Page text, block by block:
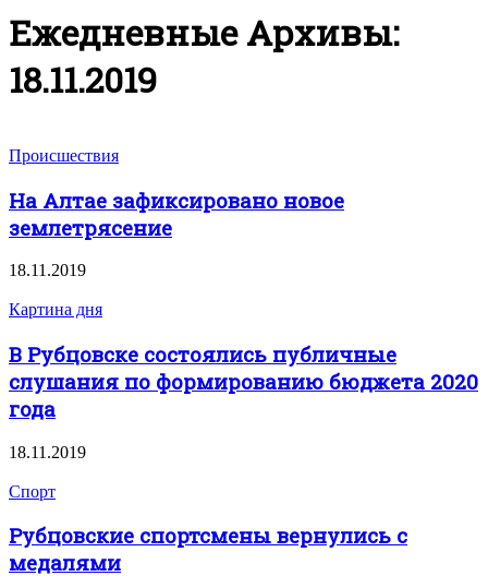
Ежедневные Архивы:
18.11.2019
Происшествия
На Алтае зафиксировано новое
землетрясение
18.11.2019
Картина дня
В Рубцовске состоялись публичные
слушания по формированию бюджета 2020
года
18.11.2019
Спорт
Рубцовские спортсмены вернулись с
медалями